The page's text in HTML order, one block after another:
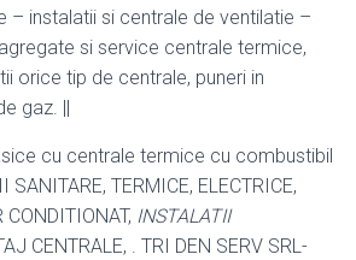
– instalatii si centrale de ventilatie –
si service centrale termice,
orice tip de centrale, puneri in
gaz. ||
cu centrale termice cu combustibil
TERMICE, ELECTRICE,
INSTALATII
CENTRALE, . TRI DEN SERV SRL-